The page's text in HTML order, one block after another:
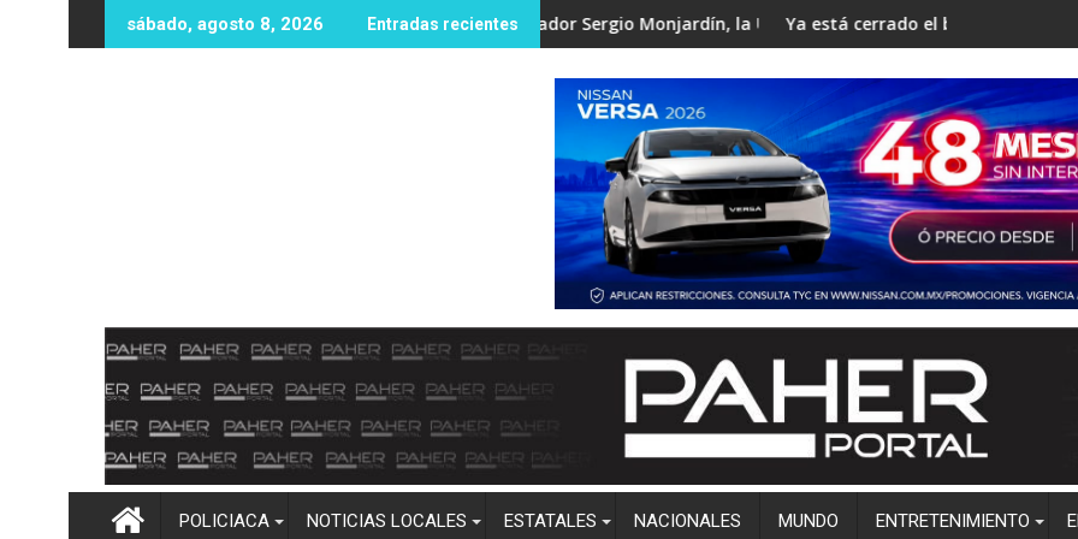
al
sábado, agosto 8, 2026 Entradas recientes
hombre en terreno baldío de la colonia Jorge Almada
A través del investigador Sergio Monjardín, la UAS participa en histórico monitoreo territorial a
Ya está cerrado el bulevar Pedro Infante en
POLICIACA NOTICIAS LOCALES ESTATALES NACIONALES MUNDO ENTRETENIMIENTO